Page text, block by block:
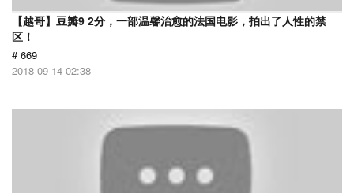
【越哥】豆瓣9 2分，一部温馨治愈的法国电影，拍出了人性的禁
区！
# 669
2018-09-14 02:38